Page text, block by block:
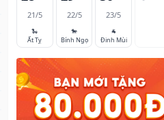
21/5
🐍
Ất Tỵ
22/5
🐎
Bính Ngọ
23/5
🐐
Đinh Mùi